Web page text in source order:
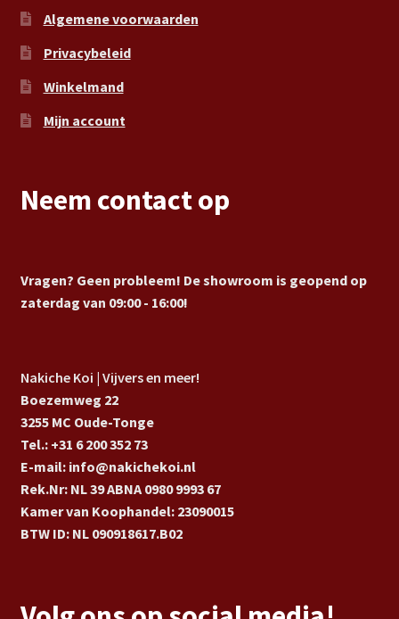
Algemene voorwaarden
Privacybeleid
Winkelmand
Mijn account
Neem contact op
Vragen? Geen probleem! De showroom is geopend op
zaterdag van 09:00 - 16:00!
Nakiche Koi | Vijvers en meer!
Boezemweg 22
3255 MC Oude-Tonge
Tel.: +31 6 200 352 73
E-mail: info@nakichekoi.nl
Rek.Nr: NL 39 ABNA 0980 9993 67
Kamer van Koophandel: 23090015
BTW ID: NL 090918617.B02